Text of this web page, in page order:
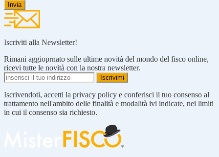
Iscriviti alla Newsletter!
Rimani aggioprnato sulle ultime novità del mondo del fisco online,
ricevi tutte le novità con la nostra newsletter.
Iscrivendoti, accetti la privacy policy e conferisci il tuo consenso al
trattamento nell'ambito delle finalità e modalità ivi indicate, nei limiti
in cui il consenso sia richiesto.